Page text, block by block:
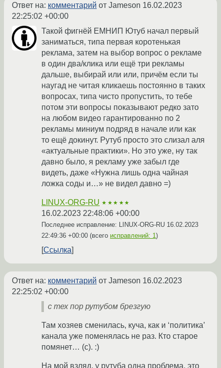
Ответ на: комментарий от Jameson 16.02.2023
22:25:02 +00:00
Такой фигнёй ЕМНИП Ютуб начал первый
заниматься, типа первая коротенькая
реклама, затем на выбор вопрос о рекламе
в один два/клика или ещё три рекламы
дальше, выбирай или или, причём если ты
наугад не читая кликаешь постоянно в таких
вопросах, типа чисто пропустить, то тебе
потом эти вопросы показывают редко зато
на любом видео гарантированно по 2
рекламы миниум подряд в начале или как
то ещё докинут. Рутуб просто это слизал аля
«актуальные практики». Но это уже, ну так
давно было, я рекламу уже забыл где
видеть, даже «Нужна лишь одна чайная
ложка соды и…» не видел давно =)
LINUX-ORG-RU ★★★★★
16.02.2023 22:48:06 +00:00
Последнее исправление: LINUX-ORG-RU 16.02.2023
22:49:36 +00:00 (всего исправлений: 1 )
Ссылка
Ответ на: комментарий от Jameson 16.02.2023
22:25:02 +00:00
с тех пор рутубом брезгую
Там хозяев сменилась, куча, как и ‘политика’
канала уже поменялась не раз. Кто старое
помянет… (c). :)
На мой взляд, у рутуба одна проблема, это